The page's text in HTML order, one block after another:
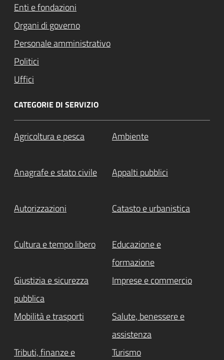
Enti e fondazioni
Organi di governo
Personale amministrativo
Politici
Uffici
CATEGORIE DI SERVIZIO
Agricoltura e pesca Ambiente
Anagrafe e stato civile Appalti pubblici
Autorizzazioni Catasto e urbanistica
Cultura e tempo libero
Educazione e
formazione
Giustizia e sicurezza
pubblica
Imprese e commercio
Mobilità e trasporti
Salute, benessere e
assistenza
Tributi, finanze e
Turismo